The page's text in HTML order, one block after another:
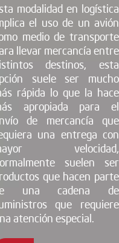
modalidad en logística
el uso de un avión
medio de transporte
llevar mercancía entre
destinos, esta
suele ser mucho
rápida lo que la hace
apropiada para el
de mercancía que
una entrega con
velocidad,
suelen ser
que hacen parte
una cadena de
que requiere
atención especial.